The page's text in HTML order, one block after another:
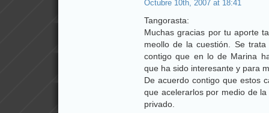
Octubre 10th, 2007 at 18:41
Tangorasta:
Muchas gracias por tu aporte
meollo de la cuestión. Se
contigo que en lo de Marina
que ha sido interesante y para
De acuerdo contigo que estos
que acelerarlos por medio de
privado.